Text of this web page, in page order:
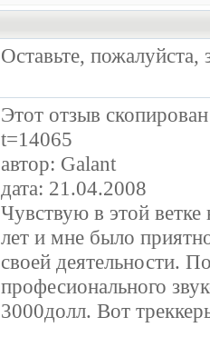
Оставьте,
Этот отзыв
t=14065
автор: Galant
дата: 21.04.2008
Чувствую в этой
лет и мне было
своей деятельности.
професионального
3000долл. Вот